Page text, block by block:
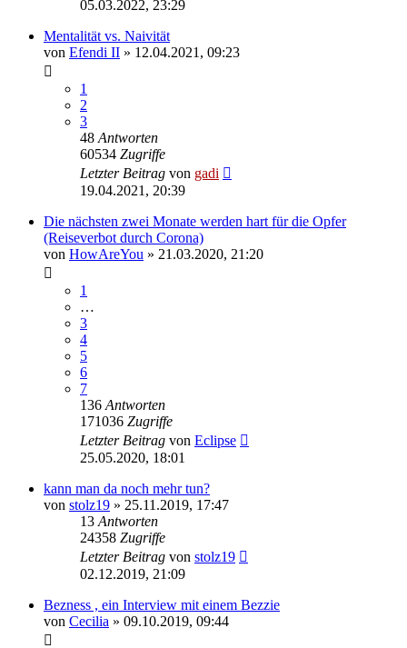
05.03.2022, 23:29
Mentalität vs. Naivität
von Efendi II » 12.04.2021, 09:23
1
2
3
48 Antworten
60534 Zugriffe
Letzter Beitrag von gadi
19.04.2021, 20:39
Die nächsten zwei Monate werden hart für die Opfer
(Reiseverbot durch Corona)
von HowAreYou » 21.03.2020, 21:20
1
…
3
4
5
6
7
136 Antworten
171036 Zugriffe
Letzter Beitrag von Eclipse
25.05.2020, 18:01
kann man da noch mehr tun?
von stolz19 » 25.11.2019, 17:47
13 Antworten
24358 Zugriffe
Letzter Beitrag von stolz19
02.12.2019, 21:09
Bezness , ein Interview mit einem Bezzie
von Cecilia » 09.10.2019, 09:44